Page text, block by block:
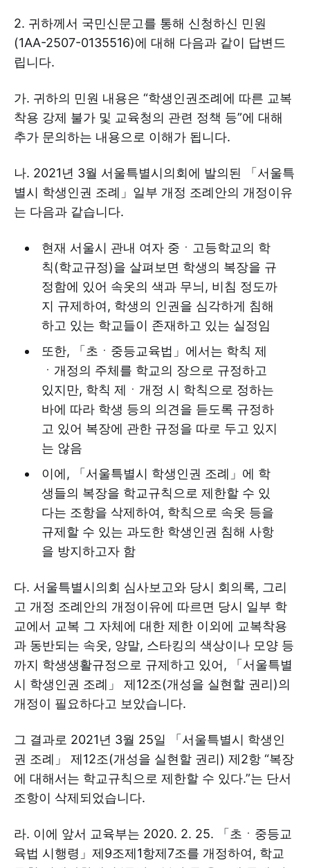
2. 귀하께서 국민신문고를 통해 신청하신 민원
(1AA-2507-0135516)에 대해 다음과 같이 답변드
립니다.
가. 귀하의 민원 내용은 “학생인권조례에 따른 교복
착용 강제 불가 및 교육청의 관련 정책 등”에 대해
추가 문의하는 내용으로 이해가 됩니다.
나. 2021년 3월 서울특별시의회에 발의된 「서울특
별시 학생인권 조례」일부 개정 조례안의 개정이유
는 다음과 같습니다.
현재 서울시 관내 여자 중ㆍ고등학교의 학
칙(학교규정)을 살펴보면 학생의 복장을 규
정함에 있어 속옷의 색과 무늬, 비침 정도까
지 규제하여, 학생의 인권을 심각하게 침해
하고 있는 학교들이 존재하고 있는 실정임
또한, 「초ㆍ중등교육법」에서는 학칙 제
ㆍ개정의 주체를 학교의 장으로 규정하고
있지만, 학칙 제ㆍ개정 시 학칙으로 정하는
바에 따라 학생 등의 의견을 듣도록 규정하
고 있어 복장에 관한 규정을 따로 두고 있지
는 않음
이에, 「서울특별시 학생인권 조례」에 학
생들의 복장을 학교규칙으로 제한할 수 있
다는 조항을 삭제하여, 학칙으로 속옷 등을
규제할 수 있는 과도한 학생인권 침해 사항
을 방지하고자 함
다. 서울특별시의회 심사보고와 당시 회의록, 그리
고 개정 조례안의 개정이유에 따르면 당시 일부 학
교에서 교복 그 자체에 대한 제한 이외에 교복착용
과 동반되는 속옷, 양말, 스타킹의 색상이나 모양 등
까지 학생생활규정으로 규제하고 있어, 「서울특별
시 학생인권 조례」 제12조(개성을 실현할 권리)의
개정이 필요하다고 보았습니다.
그 결과로 2021년 3월 25일 「서울특별시 학생인
권 조례」 제12조(개성을 실현할 권리) 제2항 “복장
에 대해서는 학교규칙으로 제한할 수 있다.”는 단서
조항이 삭제되었습니다.
라. 이에 앞서 교육부는 2020. 2. 25. 「초ㆍ중등교
육법 시행령」제9조제1항제7조를 개정하여, 학교